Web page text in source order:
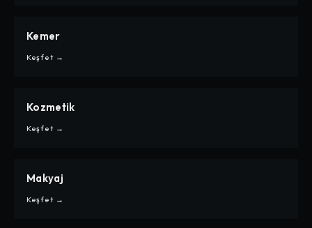
CARPE
KEMER
Kemer
Keşfet →
CARPE
KOZMETIK
Kozmetik
Keşfet →
CARPE
MAKYAJ
Makyaj
Keşfet →